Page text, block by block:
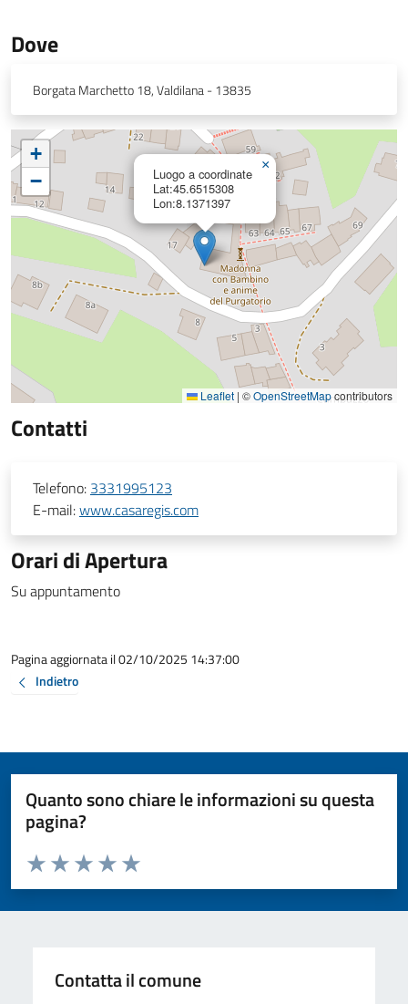
Dove
Borgata Marchetto 18, Valdilana - 13835
Luogo a coordinate
Lat:45.6515308
Lon:8.1371397
×
+
−
Leaflet | ©OpenStreetMapcontributors
Contatti
Telefono: 3331995123
E-mail:www.casaregis.com
Orari di Apertura
Su appuntamento
Pagina aggiornata il 02/10/2025 14:37:00
Indietro
Quanto sono chiare le informazioni su questa
pagina?
Valuta da 1 a 5 stelle la pagina
Valuta 5 stelle su 5
Valuta 4 stelle su 5
Valuta 3 stelle su 5
Valuta 2 stelle su 5
Valuta 1 stelle su 5
Contatta il comune